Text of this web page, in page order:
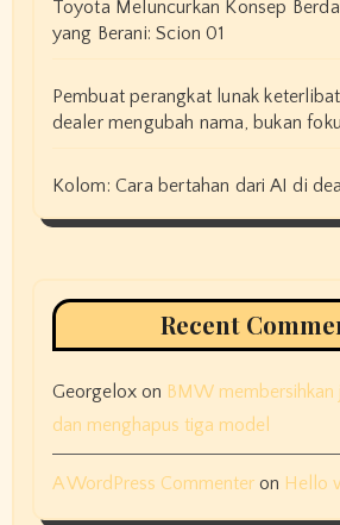
Toyota Meluncurkan Konsep
yang Berani: Scion 01
Pembuat perangkat lunak
dealer mengubah nama, bukan
Kolom: Cara bertahan dari AI di
Recent
Georgeloxon BMW membersihkan
dan menghapus tiga model
A WordPress Commenteron Hello